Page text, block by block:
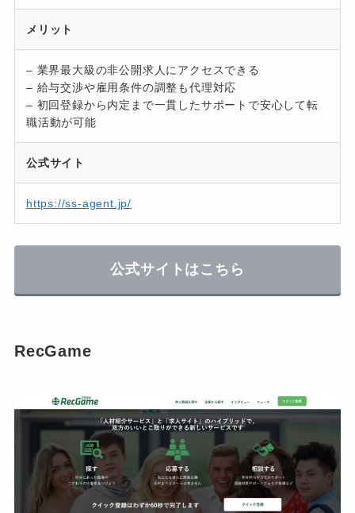
メリット
– 業界最大級の非公開求人にアクセスできる
– 給与交渉や雇用条件の調整も代理対応
– 初回登録から内定まで一貫したサポートで安心して転
職活動が可能
公式サイト
https://ss-agent.jp/
公式サイトはこちら
RecGame